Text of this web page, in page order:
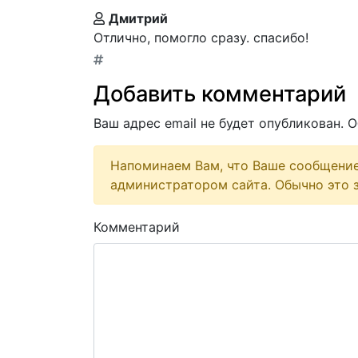
Дмитрий
Отлично, помогло сразу. спасибо!
Добавить комментарий
Ваш адрес email не будет опубликован.
Напоминаем Вам, что Ваше
администратором сайта. Обычно это
Комментарий